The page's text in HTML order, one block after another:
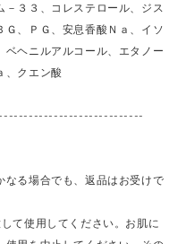
－３３、コレステロール、ジス
Ｇ、ＰＧ、安息香酸Ｎａ、イソ
ベヘニルアルコール、エタノー
、クエン酸
る場合でも、返品はお受けで
て使用してください。お肌に